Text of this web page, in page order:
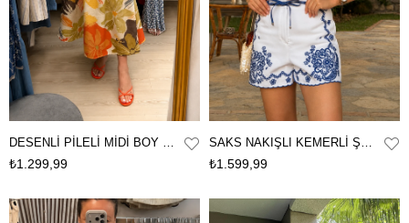
DESENLİ PİLELİ MİDİ BOY KETEN ETEK
₺1.299,99
SAKS NAKIŞLI KEMERLİ ŞORT
₺1.599,99